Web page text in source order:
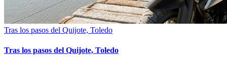
Tras los pasos del Quijote, Toledo
Tras los pasos del Quijote, Toledo